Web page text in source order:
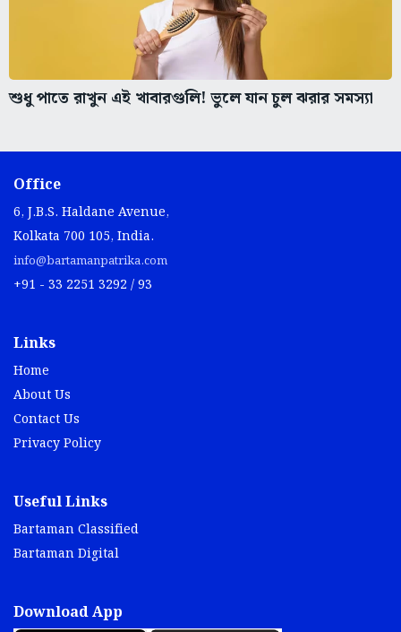
শুধু পাতে রাখুন এই খাবারগুলি! ভুলে যান চুল ঝরার সমস্যা
Office
6, J.B.S. Haldane Avenue,
info@bartamanpatrika.com
Home
Bartaman Classified